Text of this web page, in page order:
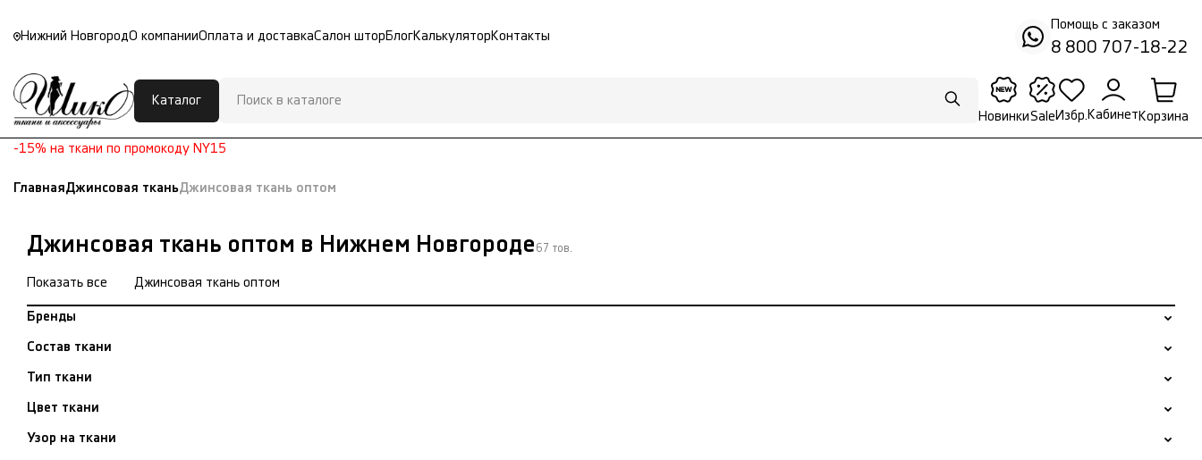
Нижний НовгородО компанииОплата и доставкаСалон штор БлогКалькулятор Контакты
Помощь с заказом
8 800 707-18-22
Каталог
НовинкиSale Избр. Кабинет Корзина
-15% на ткани по промокоду NY15
ГлавнаяДжинсовая тканьДжинсовая ткань оптом
Джинсовая ткань оптом в Нижнем Новгороде 67 тов.
Показать все Джинсовая ткань оптом
Бренды
Состав ткани
Тип ткани
Цвет ткани
Узор на ткани